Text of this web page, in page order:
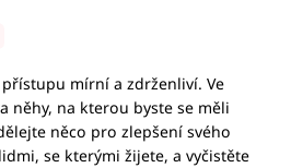
mírní a zdrženliví. Ve
něhy, na kterou byste se měli
něco pro zlepšení svého
se kterými žijete, a vyčistěte